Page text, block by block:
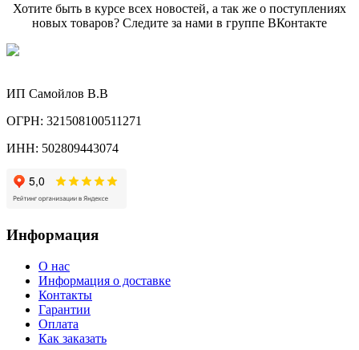
Хотите быть в курсе всех новостей, а так же о поступлениях
новых товаров? Следите за нами в группе ВКонтакте
ИП Самойлов В.В
ОГРН: 321508100511271
ИНН: 502809443074
Информация
О нас
Информация о доставке
Контакты
Гарантии
Оплата
Как заказать